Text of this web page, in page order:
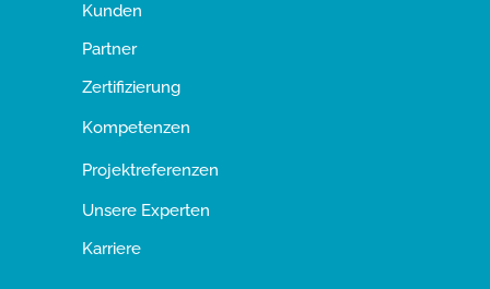
Kunden
Partner
Zertifizierung
Kompetenzen
Projektreferenzen
Unsere Experten
Karriere